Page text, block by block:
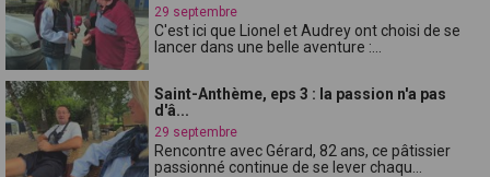
29 septembre
C'est ici que Lionel et Audrey ont choisi de se
lancer dans une belle aventure :...
Saint-Anthème, eps 3 : la passion n'a pas
d'â...
29 septembre
Rencontre avec Gérard, 82 ans, ce pâtissier
passionné continue de se lever chaqu...